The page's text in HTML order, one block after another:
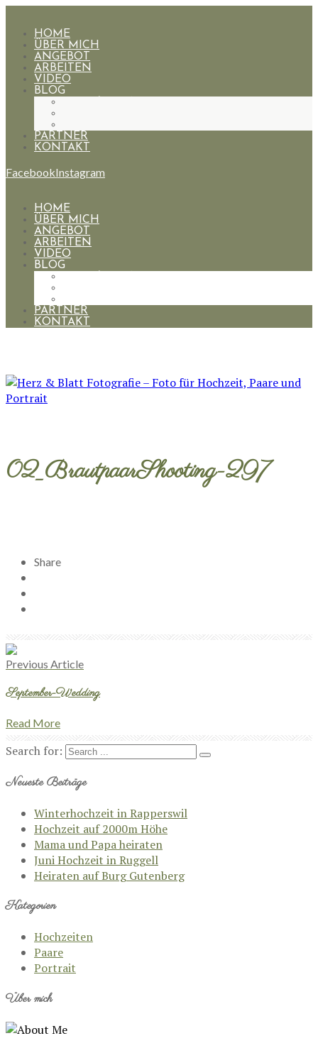
HOME
ÜBER MICH
ANGEBOT
ARBEITEN
VIDEO
BLOG
PARTNER
KONTAKT
FacebookInstagram
HOME
ÜBER MICH
ANGEBOT
ARBEITEN
VIDEO
BLOG
PARTNER
KONTAKT
02_BrautpaarShooting-297
Share
Previous Article
September-Wedding
Read More
Search for:
Neueste Beiträge
Winterhochzeit in Rapperswil
Hochzeit auf 2000m Höhe
Mama und Papa heiraten
Juni Hochzeit in Ruggell
Heiraten auf Burg Gutenberg
Kategorien
Hochzeiten
Paare
Portrait
Über mich